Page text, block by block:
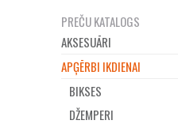
PREČU KATALOGS
AKSESUĀRI
APĢĒRBI IKDIENAI
BIKSES
DŽEMPERI